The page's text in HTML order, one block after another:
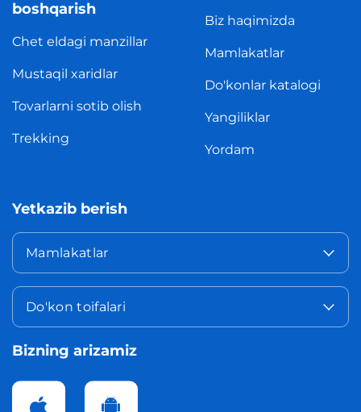
boshqarish
Chet eldagi manzillar
Mustaqil xaridlar
Tovarlarni sotib olish
Trekking
Biz haqimizda
Mamlakatlar
Do'konlar katalogi
Yangiliklar
Yordam
Yetkazib berish
Mamlakatlar
Do'kon toifalari
Bizning arizamiz